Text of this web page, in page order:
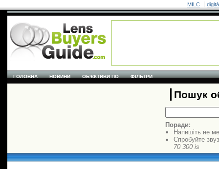
MILC
ГОЛОВНА НОВИНИ ОБ'ЄКТИВИ ПО ФІЛЬТРИ
Пошук
Поради:
Напишіть не
Спробуйте
70 300 is